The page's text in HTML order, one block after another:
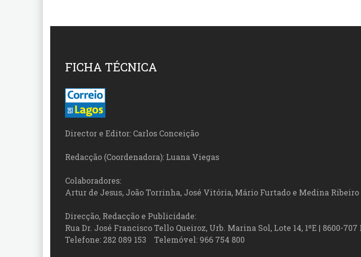
FICHA TÉCNICA
Director e Editor: Carlos Conceição
Redacção (Coordenadora): Luana Viegas
Colaboradores:
Artur de Jesus, João Torrinha, José Vitória, Mário Furtado e Medina Ribeiro
Direcção, Redacção e Publicidade:
Rua Dr. José Francisco Tello Queiroz, Urb. Marina Sol, Lote 14, 1ºE | 8600-707
Telefone: 282 089 153 Telemóvel: 966 754 800